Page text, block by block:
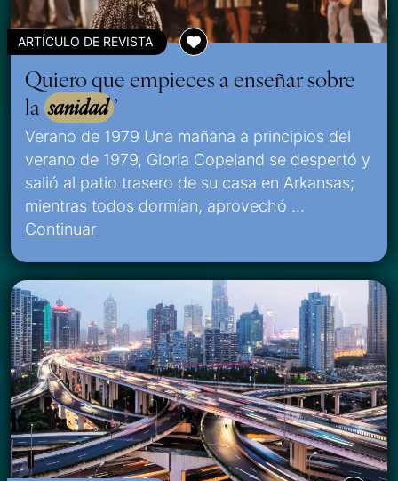
ARTÍCULO DE REVISTA
Quiero que empieces a enseñar sobre
la sanidad ’
Verano de 1979 Una mañana a principios del
verano de 1979, Gloria Copeland se despertó y
salió al patio trasero de su casa en Arkansas;
mientras todos dormían, aprovechó …
Continuar